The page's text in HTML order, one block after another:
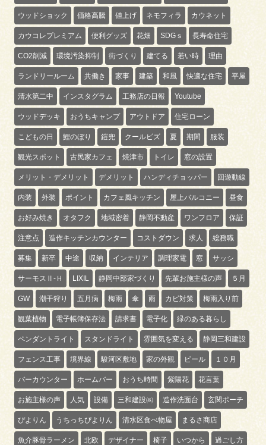
ウッドショック 価格高騰 値上げ ネモフィラ カウネット
カウコレプレミアム 便利グッズ 花畑 SDGｓ 長寿命住宅
CO2削減 環境汚染抑制 街づくり 建てる 若い時 理由
ランドリールーム 共働き 家事 建築 和風 快適な住宅 平屋
清水第二中 インスタグラム 工務店の日報 Youtube
ウッドデッキ おうちキャンプ アウトドア 住宅ローン
こどもの日 鯉のぼり 鎧兜 クールビズ 夏 期間 服装
観光スポット 古民家カフェ 焼津市 トイレ 窓の設置
メリット・デメリット デメリット ハンディチョッパー 回遊動線
内装 外装 ポイント カフェ風キッチン 屋上バルコニー 昼食
お好み焼き オタフク 地域密着 静岡不動産 ワンフロア 保証
注意点 造作キッチンカウンター コストダウン 求人 総務職
募集 新卒 中途 収納 インテリア 調理家電 窓 サッシ
サーモスⅡ-Ｈ LIXIL 静岡中部家づくり 先輩お施主様の声 ５月
GW 潮干狩り 五月病 梅雨 傘 雨 カビ対策 梅雨入り前
観葉植物 電子帳簿保存法 請求書 電子化 緑のある暮らし
ペンダントライト スタンドライト 雰囲気を変える 静岡三和建設
フェンス工事 境界線 駿河区敷地 家の外観 ビール １０月
バーカウンター ホームバー おうち時間 紫陽花 花言葉
お施主様の声 人気 設備 三和建設㈱ 造作洗面台 玄関ポーチ
ぴよりん うちっちぴよりん 清水区食べ物屋 まるさ商店
魚介豚骨ラーメン 北欧 デザイナー 椅子 いつから 過ごし方